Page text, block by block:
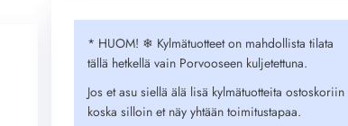
* HUOM! ❄︎ Kylmätuotteet on mahdollista tilata
tällä hetkellä vain Porvooseen kuljetettuna.
Jos et asu siellä älä lisä kylmätuotteita ostoskoriin
koska silloin et näy yhtään toimitustapaa.